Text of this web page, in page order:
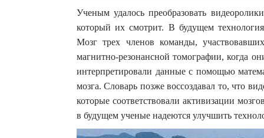
Ученым удалось преобразовать
который их смотрит. В будущем
Мозг трех членов команды,
магнитно-резонансной томографии, когда
интерпретировали данные с помощью
мозга. Словарь позже воссоздавал то, что
которые соответствовали активизации
в будущем ученые надеются улучшить